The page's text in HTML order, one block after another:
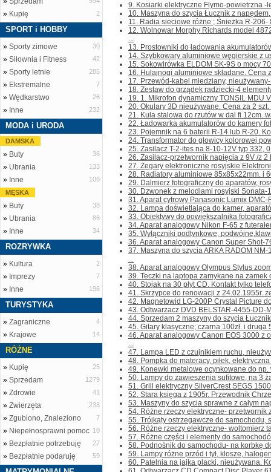
» Kupię 2
SPORT i HOBBY
» Sporty zimowe 30
» Siłownia i Fitness 42
» Sporty letnie 285
» Ekstremalne 7
» Wędkarstwo 26
» Inne 232
MODA i URODA
DAMSKA
» Buty 36
» Ubrania 133
» Inne
106
MĘSKA
» Buty 38
» Ubrania 86
» Inne 34
ROZRYWKA
» Kultura 2
» Imprezy 7
» Inne 196
TURYSTYKA
» Zagraniczne 4
» Krajowe 14
RÓŻNE
» Kupię 25
» Sprzedam 1279
» Zdrowie 41
» Zwierzęta 238
» Zgubiono, Znaleziono 7
» Niepełnosprawni pomoc 10
» Bezpłatnie potrzebuję 27
» Bezpłatnie podaruję 59
9. Kosiarki elektryczne Flymo-powietrzna -
10. Maszyna do szycia Łucznik z
11. Radia sieciowe różne ; Śnieżka R-206-
12. Wolnowar Morphy Richards model
...
13. Prostowniki do ładowania
14. Szybkowary aluminiowe węgierskie z
15. Sokowirówka ELDOM SK-9S o mocy
16. Hulajnogi aluminiowe składane. Cena
17. Przewód-kabel miedziany, nieużywany-
18. Zestaw do grządek radziecki-4
19. 1. Mikrofon dynamiczny TONSIL MDU
20. Okulary 3D nieużywane. Cena za 2
21. Kula stalowa do rzutów w dal fi 12cm.
22. Ładowarka akumulatorów do kamery
23. Pojemnik na 6 baterii R-14 lub R-20.
24. Transformator do głowicy kolorowej
25. Zasilacz T-2-ites na 8-10-12V typ 332,
26. Zasilacz-przetwornik napięcia z 9V /z 2
27. Zegary elektroniczne rosyjskie
28. Radiatory aluminiowe 85x85x22mm. i
29. Dalmierz fotograficzny do aparatów,
30. Dzwonek z melodiami rosyjski Sonata-
31. Aparat cyfrowy Panasonic Lumix DMC-
32. Lampa doświetlająca do kamer,
33. Obiektywy do powiększalnika
34. Aparat analogowy Nikon F-65 z
35. Wyłączniki podtynkowe,
36. Aparat analogowy Canon Super Shot-
37. Maszyna do szycia ARKA RADOM
...
38. Aparat analogowy Olympus Stylus
39. Teczki na laptopa zamykane na zamek
40. Stojak na 30 płyt CD. Kontakt tylko
41. Skrzypce do renowacji z 24.02.1955r.
42. Magnetowid LG-200P Crystal Picture
43. Odtwarzacz DVD BELSTAR-4455-DD-
44. Sprzedam 2 maszyny do szycia
45. Gitary klasyczne; czarna 100zł. i druga
46. Aparat analogowy Canon EOS 3000 z
...
47. Lampa LED z czujnikiem ruchu,
48. Pompka do materacy, piłek,
49. Konewki metalowe ocynkowane do
50. Lampy do zawieszenia sufitowe, na 3
51. Grill elektryczny SilverCrest SEGS
52. Stara księga z 1905r. Przewodnik
53. Maszyny do szycia sprawne z całym
54. Różne rzeczy elektryczne- przetwornik
55. Trójkąty ostrzegawcze do samochodu,
56. Różne rzeczy elektryczne- woltomierz
57. Różne części i elementy do
58. Podnośnik do samochodu- na korbkę
59. Lampy różne przód i tył, klosze,
60. Patelnia na jajka placki, nieużywana.